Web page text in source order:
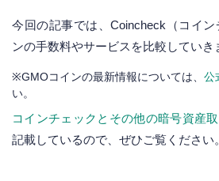
今回の記事では、Coincheck（コイ
ンの手数料やサービスを比較していき
※GMOコインの最新情報については、 公
い。
コインチェックとその他の暗号資産
記載しているので、ぜひご覧ください。